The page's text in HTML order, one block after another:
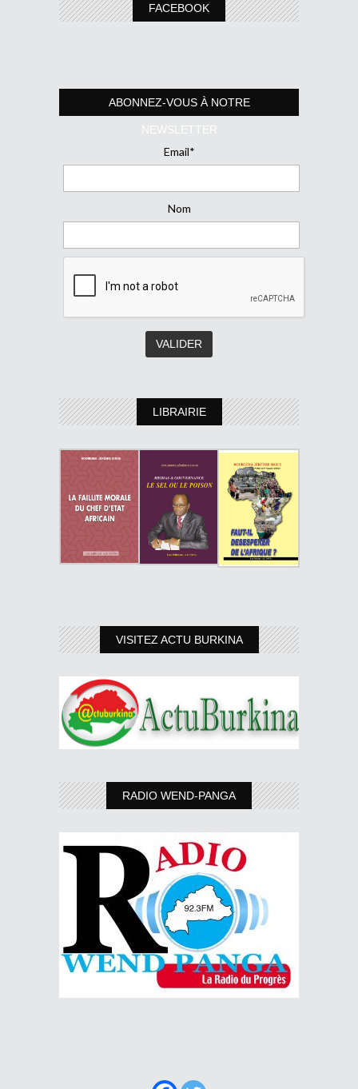
FACEBOOK
ABONNEZ-VOUS À NOTRE
NEWSLETTER
Email*
Nom
LIBRAIRIE
VISITEZ ACTU BURKINA
RADIO WEND-PANGA